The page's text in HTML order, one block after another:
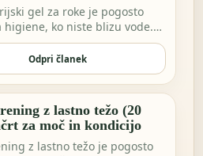
gel za roke je pogosto
higiene, ko niste blizu vode.
Odpri članek
z lastno težo (20
za moč in kondicijo
z lastno težo je pogosto